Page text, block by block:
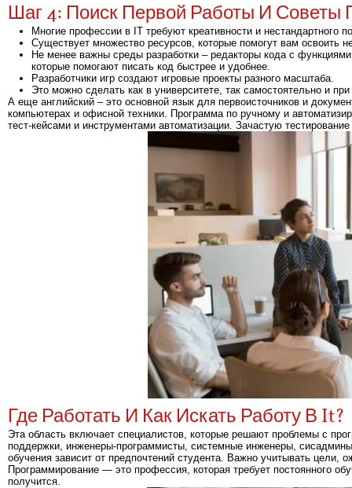
Шаг 4: Поиск Первой Работы И Советы
Многие профессии в IT требуют креативности и нестандартного
Существует множество ресурсов, которые помогут вам освоить
Не менее важны среды разработки – редакторы кода с
которые помогают писать код быстрее и удобнее.
Разработчики игр создают игровые проекты разного масштаба.
Это можно сделать как в университете, так самостоятельно и
А еще английский – это основной язык для первоисточников и
компьютерах и офисной техники. Программа по ручному и
тест-кейсами и инструментами автоматизации. Зачастую
Где Работать И Как Искать Работу В It?
Эта область включает специалистов, которые решают проблемы с
поддержки, инженеры-программисты, системные инженеры,
обучения зависит от предпочтений студента. Важно учитывать
Программирование — это профессия, которая требует постоянного
получится.